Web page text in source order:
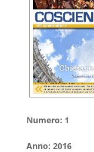
Numero: 1
Anno: 2016